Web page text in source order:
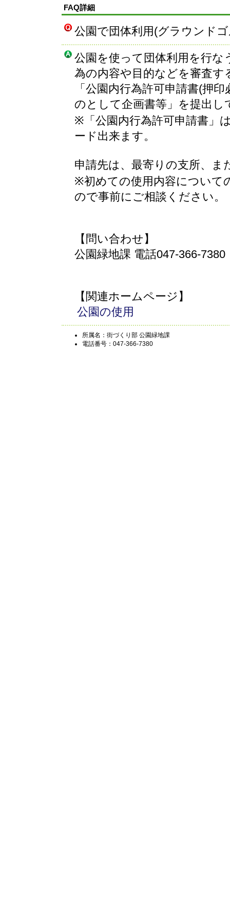
FAQ詳細
公園で団体利用(グラウンド
公園を使って団体利用を行
為の内容や目的などを審査す
「公園内行為許可申請書(押
のとして企画書等」を提出し
※「公園内行為許可申請書」
ード出来ます。
申請先は、最寄りの支所、
※初めての使用内容について
ので事前にご相談ください。
【問い合わせ】
公園緑地課 電話047-366-7380
【関連ホームページ】
公園の使用
所属名：街づくり部 公園緑地課
電話番号：047-366-7380